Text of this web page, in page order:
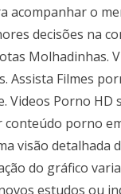
acompanhar o
decisões na
Molhadinhas.
Assista Filmes
Videos Porno HD
porno
visão detalhada
do gráfico
estudos ou